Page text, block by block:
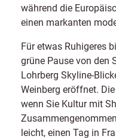
während die
einen markanten
Für etwas Ruhigeres
grüne Pause von den
Lohrberg Skyline-
Weinberg eröffnet.
wenn Sie Kultur mit
leicht, einen Tag in